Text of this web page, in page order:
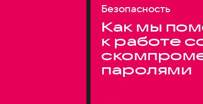
Безопасность
Как мы
к работе
паролями